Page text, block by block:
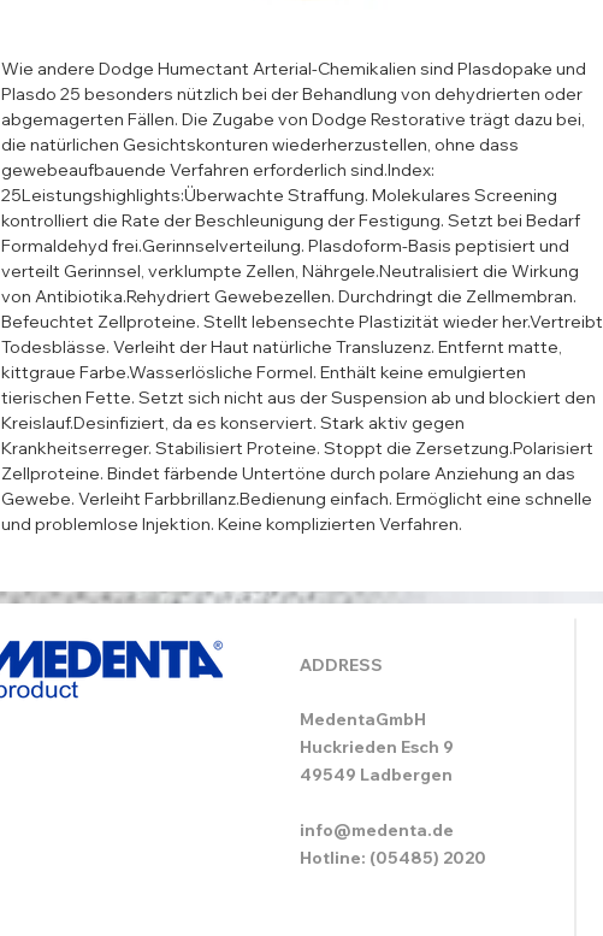
Wie andere Dodge Humectant Arterial-Chemikalien sind Plasdopake und
Plasdo 25 besonders nützlich bei der Behandlung von dehydrierten oder
abgemagerten Fällen. Die Zugabe von Dodge Restorative trägt dazu bei,
die natürlichen Gesichtskonturen wiederherzustellen, ohne dass
gewebeaufbauende Verfahren erforderlich sind.Index:
25Leistungshighlights:Überwachte Straffung. Molekulares Screening
kontrolliert die Rate der Beschleunigung der Festigung. Setzt bei Bedarf
Formaldehyd frei.Gerinnselverteilung. Plasdoform-Basis peptisiert und
verteilt Gerinnsel, verklumpte Zellen, Nährgele.Neutralisiert die Wirkung
von Antibiotika.Rehydriert Gewebezellen. Durchdringt die Zellmembran.
Befeuchtet Zellproteine. Stellt lebensechte Plastizität wieder her.Vertreibt
Todesblässe. Verleiht der Haut natürliche Transluzenz. Entfernt matte,
kittgraue Farbe.Wasserlösliche Formel. Enthält keine emulgierten
tierischen Fette. Setzt sich nicht aus der Suspension ab und blockiert den
Kreislauf.Desinfiziert, da es konserviert. Stark aktiv gegen
Krankheitserreger. Stabilisiert Proteine. Stoppt die Zersetzung.Polarisiert
Zellproteine. Bindet färbende Untertöne durch polare Anziehung an das
Gewebe. Verleiht Farbbrillanz.Bedienung einfach. Ermöglicht eine schnelle
und problemlose Injektion. Keine komplizierten Verfahren.
ADDRESS
MedentaGmbH
Huckrieden Esch 9
49549 Ladbergen
info@medenta.de
Hotline: (05485) 2020